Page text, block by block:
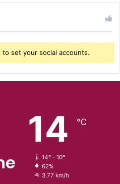
set your social accounts.
14 ℃
14º - 10º
62%
3.77 km/h